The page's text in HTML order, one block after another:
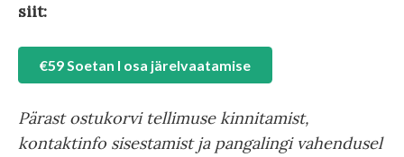
siit:
€59 Soetan I osa järelvaatamise
Pärast ostukorvi tellimuse kinnitamist,
kontaktinfo sisestamist ja pangalingi vahendusel